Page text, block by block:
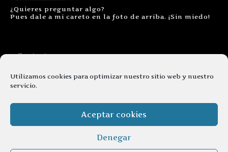
Utilizamos cookies para optimizar nuestro sitio web y nuestro
servicio.
Aceptar cookies
Denegar
¿Quieres preguntar algo?
Pues dale a mi careto en la foto de arriba. ¡Sin miedo!
Contacto
Aviso legal